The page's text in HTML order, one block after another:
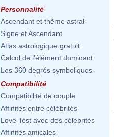
Personnalité
Ascendant et thème astral
Signe et Ascendant
Atlas astrologique gratuit
Calcul de l'élément dominant
Les 360 degrés symboliques
Compatibilité
Compatibilité de couple
Affinités entre célébrités
Love Test avec des célébrités
Affinités amicales